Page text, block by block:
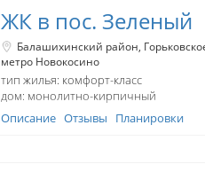
ЖК в пос. Зеленый
Балашихинский район
метро Новокосино
тип жилья: комфорт-класс
дом: монолитно-кирпичный
Описание Отзывы Планировки